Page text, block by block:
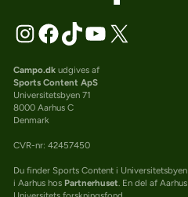
Campo.dkudgives af
Sports Content ApS
Universitetsbyen 71
8000 Aarhus C
Denmark
CVR-nr: 42457450
Du finder Sports Content i Universitetsbyen
i Aarhus hos Partnerhuset. En del af Aarhus